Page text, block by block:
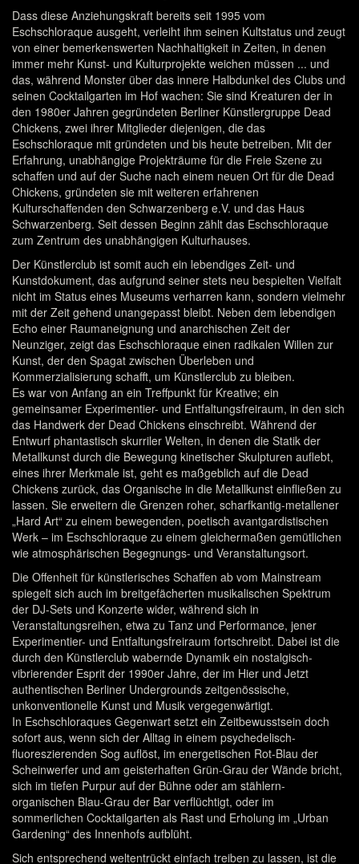
Dass diese Anziehungskraft bereits seit 1995 vom
Eschschloraque ausgeht, verleiht ihm seinen Kultstatus und zeugt
von einer bemerkenswerten Nachhaltigkeit in Zeiten, in denen
immer mehr Kunst- und Kulturprojekte weichen müssen ... und
das, während Monster über das innere Halbdunkel des Clubs und
seinen Cocktailgarten im Hof wachen: Sie sind Kreaturen der in
den 1980er Jahren gegründeten Berliner Künstlergruppe Dead
Chickens, zwei ihrer Mitglieder diejenigen, die das
Eschschloraque mit gründeten und bis heute betreiben. Mit der
Erfahrung, unabhängige Projekträume für die Freie Szene zu
schaffen und auf der Suche nach einem neuen Ort für die Dead
Chickens, gründeten sie mit weiteren erfahrenen
Kulturschaffenden den Schwarzenberg e.V. und das Haus
Schwarzenberg. Seit dessen Beginn zählt das Eschschloraque
zum Zentrum des unabhängigen Kulturhauses.
Der Künstlerclub ist somit auch ein lebendiges Zeit- und
Kunstdokument, das aufgrund seiner stets neu bespielten Vielfalt
nicht im Status eines Museums verharren kann, sondern vielmehr
mit der Zeit gehend unangepasst bleibt. Neben dem lebendigen
Echo einer Raumaneignung und anarchischen Zeit der
Neunziger, zeigt das Eschschloraque einen radikalen Willen zur
Kunst, der den Spagat zwischen Überleben und
Kommerzialisierung schafft, um Künstlerclub zu bleiben.
Es war von Anfang an ein Treffpunkt für Kreative; ein
gemeinsamer Experimentier- und Entfaltungsfreiraum, in den sich
das Handwerk der Dead Chickens einschreibt. Während der
Entwurf phantastisch skurriler Welten, in denen die Statik der
Metallkunst durch die Bewegung kinetischer Skulpturen auflebt,
eines ihrer Merkmale ist, geht es maßgeblich auf die Dead
Chickens zurück, das Organische in die Metallkunst einfließen zu
lassen. Sie erweitern die Grenzen roher, scharfkantig-metallener
„Hard Art“ zu einem bewegenden, poetisch avantgardistischen
Werk – im Eschschloraque zu einem gleichermaßen gemütlichen
wie atmosphärischen Begegnungs- und Veranstaltungsort.
Die Offenheit für künstlerisches Schaffen ab vom Mainstream
spiegelt sich auch im breitgefächerten musikalischen Spektrum
der DJ-Sets und Konzerte wider, während sich in
Veranstaltungsreihen, etwa zu Tanz und Performance, jener
Experimentier- und Entfaltungsfreiraum fortschreibt. Dabei ist die
durch den Künstlerclub wabernde Dynamik ein nostalgisch-
vibrierender Esprit der 1990er Jahre, der im Hier und Jetzt
authentischen Berliner Undergrounds zeitgenössische,
unkonventionelle Kunst und Musik vergegenwärtigt.
In Eschschloraques Gegenwart setzt ein Zeitbewusstsein doch
sofort aus, wenn sich der Alltag in einem psychedelisch-
fluoreszierenden Sog auflöst, im energetischen Rot-Blau der
Scheinwerfer und am geisterhaften Grün-Grau der Wände bricht,
sich im tiefen Purpur auf der Bühne oder am stählern-
organischen Blau-Grau der Bar verflüchtigt, oder im
sommerlichen Cocktailgarten als Rast und Erholung im „Urban
Gardening“ des Innenhofs aufblüht.
Sich entsprechend weltentrückt einfach treiben zu lassen, ist die